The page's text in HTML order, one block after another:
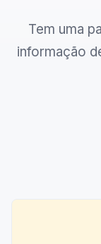
Tem uma
informação